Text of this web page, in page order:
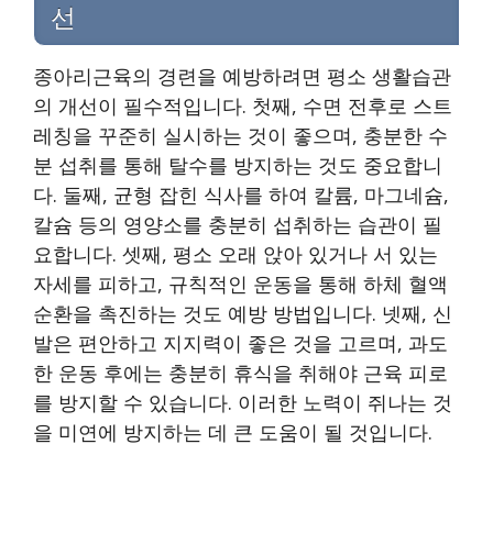
선
종아리근육의 경련을 예방하려면 평소 생활습관
의 개선이 필수적입니다. 첫째, 수면 전후로 스트
레칭을 꾸준히 실시하는 것이 좋으며, 충분한 수
분 섭취를 통해 탈수를 방지하는 것도 중요합니
다. 둘째, 균형 잡힌 식사를 하여 칼륨, 마그네슘,
칼슘 등의 영양소를 충분히 섭취하는 습관이 필
요합니다. 셋째, 평소 오래 앉아 있거나 서 있는
자세를 피하고, 규칙적인 운동을 통해 하체 혈액
순환을 촉진하는 것도 예방 방법입니다. 넷째, 신
발은 편안하고 지지력이 좋은 것을 고르며, 과도
한 운동 후에는 충분히 휴식을 취해야 근육 피로
를 방지할 수 있습니다. 이러한 노력이 쥐나는 것
을 미연에 방지하는 데 큰 도움이 될 것입니다.